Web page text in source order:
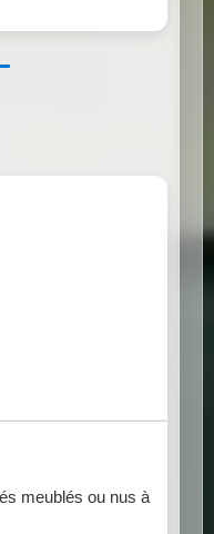
meublés ou nus à